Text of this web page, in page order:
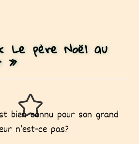
Le père Noël au
»
bien connu pour son grand
n’est-ce pas?